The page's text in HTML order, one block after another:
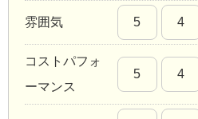
雰囲気 5 4
コストパフォ
ーマンス
5 4